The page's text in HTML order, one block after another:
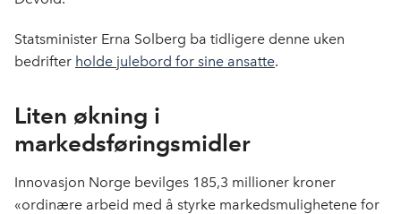
Statsminister Erna Solberg ba tidligere denne uken
bedrifter holde julebord for sine ansatte.
Liten økning i
markedsføringsmidler
Innovasjon Norge bevilges 185,3 millioner kroner
«ordinære arbeid med å styrke markedsmulighetene for